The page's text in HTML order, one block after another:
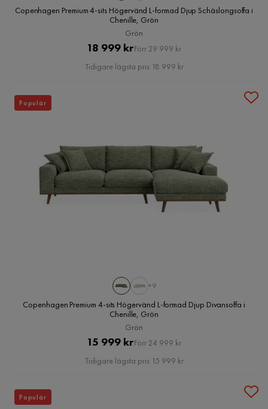
Copenhagen Premium 4-sits Högervänd L-formad Djup Schäslongsoffa i
Chenille, Grön
Grön
Pris
18 999 krOriginal
Pris
Förr 29 999 kr
Tidigare lägsta pris 18 999 kr
+9
Copenhagen Premium 4-sits Högervänd L-formad Djup Divansoffa i
Chenille, Grön
Grön
Pris
15 999 krOriginal
Pris
Förr 24 999 kr
Tidigare lägsta pris 15 999 kr
Populär
Populär